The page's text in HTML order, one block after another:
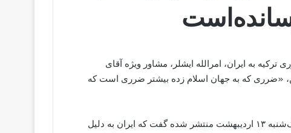
به ایران، امرالله ایشلر، مشاور ویژه آقای
«ضرری که به جهان اسلام زده بیشتر ضرری است که
آقای ایشلر در مصاحبه‌ای با روزنامه عرب‌زبان الحیات که یک‌شنبه ۱۳ اردیبهشت منتشر شده گفت که ایران به دلیل